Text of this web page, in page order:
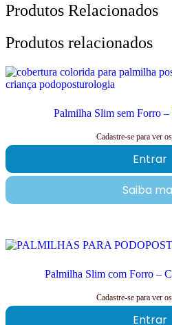
Produtos Relacionados
Produtos relacionados
Palmilha Slim sem Forro
Cadastre-se para ver
Entrar
Saiba
Palmilha Slim com Forro –
Cadastre-se para ver
Entrar